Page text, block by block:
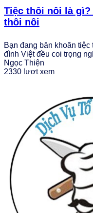
Tiệc thôi nôi là gì?
thôi nôi
Bạn đang băn khoăn
đình Việt đều coi trọng
Ngọc Thiện
2330 lượt xem